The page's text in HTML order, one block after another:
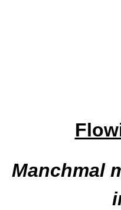
Manchmal